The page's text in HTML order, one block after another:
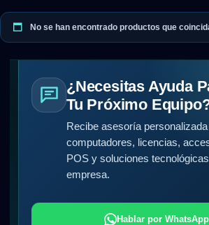
No se han encontrado productos que
¿Necesitas Ayuda
Tu Próximo
Recibe asesoría
computadores, licencias,
POS y soluciones
empresa.
Hablar por WhatsApp